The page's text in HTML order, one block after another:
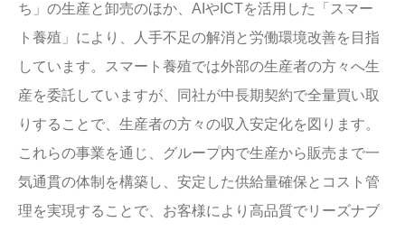
ち」の生産と卸売のほか、AIやICTを活用した「スマー
ト養殖」により、人手不足の解消と労働環境改善を目指
しています。スマート養殖では外部の生産者の方々へ生
産を委託していますが、同社が中長期契約で全量買い取
りすることで、生産者の方々の収入安定化を図ります。
これらの事業を通じ、グループ内で生産から販売まで一
気通貫の体制を構築し、安定した供給量確保とコスト管
理を実現することで、お客様により高品質でリーズナブ